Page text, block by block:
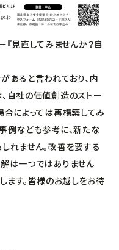
『見直してみませんか？自
あると言われており、内
自社の価値創造のストー
合によっては再構築してみ
例なども参考に、新たな
れません。改善を要する
は一つではありません
ます。皆様のお越しをお待